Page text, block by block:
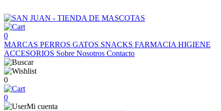
0
MARCAS PERROS GATOS SNACKS FARMACIA HIGIENE
ACCESORIOS Sobre Nosotros Contacto
0
0
Mi cuenta